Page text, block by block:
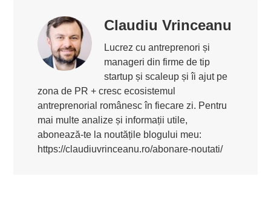
Claudiu Vrinceanu
Lucrez cu antreprenori și
manageri din firme de tip
startup și scaleup și îi ajut pe
zona de PR + cresc ecosistemul
antreprenorial românesc în fiecare zi. Pentru
mai multe analize și informații utile,
abonează-te la noutățile blogului meu:
https://claudiuvrinceanu.ro/abonare-noutati/